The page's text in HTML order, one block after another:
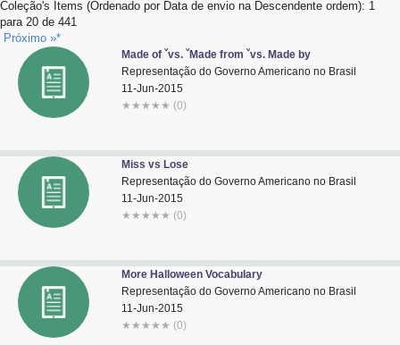
Advocacia-Geral da União
Banco Central do Brasil
Planalto
Coleção's Items (Ordenado por Data de envio na Descendente ordem): 1
para 20 de 441
Próximo »*
Made of ˇvs. ˇMade from ˇvs. Made by
Representação do Governo Americano no Brasil
11-Jun-2015
★ ★ ★ ★ ★ (0)
Miss vs Lose
Representação do Governo Americano no Brasil
11-Jun-2015
★ ★ ★ ★ ★ (0)
More Halloween Vocabulary
Representação do Governo Americano no Brasil
11-Jun-2015
★ ★ ★ ★ ★ (0)